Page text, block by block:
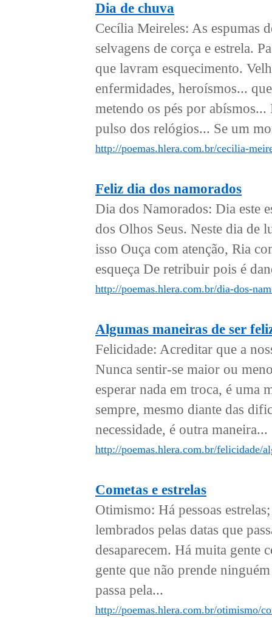
Dia de chuva
Cecília Meireles: As espumas
selvagens de corça e estrela.
que lavram esquecimento.
enfermidades, heroísmos...
metendo os pés por
pulso dos relógios... Se um
http://poemas.hlera.com.br/cecilia-
Feliz dia dos namorados
Dia dos Namorados: Dia este
dos Olhos Seus. Neste dia de
isso Ouça com atenção, Ria
esqueça De retribuir pois é
http://poemas.hlera.com.br/dia-dos-
Algumas maneiras de ser
Felicidade: Acreditar que a
Nunca sentir-se maior ou
esperar nada em troca, é uma
sempre, mesmo diante das
necessidade, é outra maneira...
http://poemas.hlera.com.br/felicidade/
Cometas e estrelas
Otimismo: Há pessoas
lembrados pelas datas que
desaparecem. Há muita gente
gente que não prende
passa pela...
http://poemas.hlera.com.br/otimismo/